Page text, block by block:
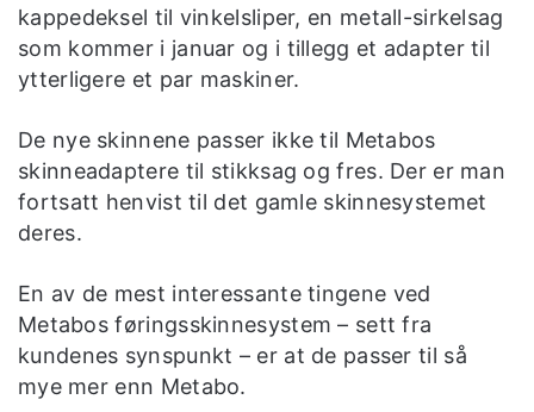
kappedeksel til vinkelsliper, en metall-sirkelsag
som kommer i januar og i tillegg et adapter til
ytterligere et par maskiner.
De nye skinnene passer ikke til Metabos
skinneadaptere til stikksag og fres. Der er man
fortsatt henvist til det gamle skinnesystemet
deres.
En av de mest interessante tingene ved
Metabos føringsskinnesystem – sett fra
kundenes synspunkt – er at de passer til så
mye mer enn Metabo.